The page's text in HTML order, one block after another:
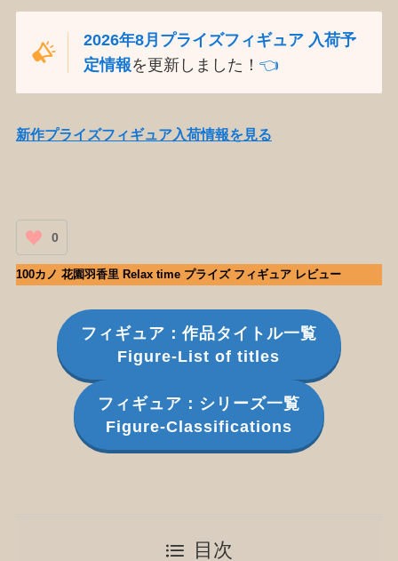
2026年8月プライズフィギュア 入荷予
定情報を更新しました！👈️
新作プライズフィギュア入荷情報を見る
0
100カノ 花園羽香里 Relax time プライズ フィギュア レビュー
フィギュア：作品タイトル一覧
Figure-List of titles
フィギュア：シリーズ一覧
Figure-Classifications
目次